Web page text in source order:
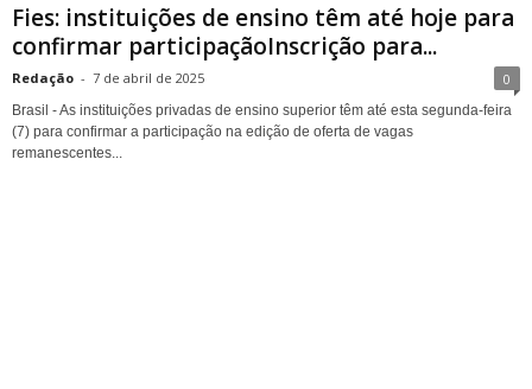
Fies: instituições de ensino têm até hoje para
confirmar participaçãoInscrição para...
Redação - 7 de abril de 2025 0
Brasil - As instituições privadas de ensino superior têm até esta segunda-feira
(7) para confirmar a participação na edição de oferta de vagas
remanescentes...